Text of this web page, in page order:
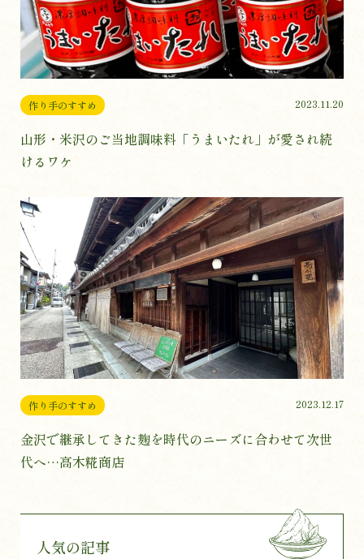
作り手のすすめ 2023.11.20
山形・米沢のご当地調味料「うまいたれ」が愛され続
けるワケ
作り手のすすめ 2023.12.17
金沢で継承してきた麹を時代のニーズに合わせて次世
代へ…高木糀商店
人気の記事